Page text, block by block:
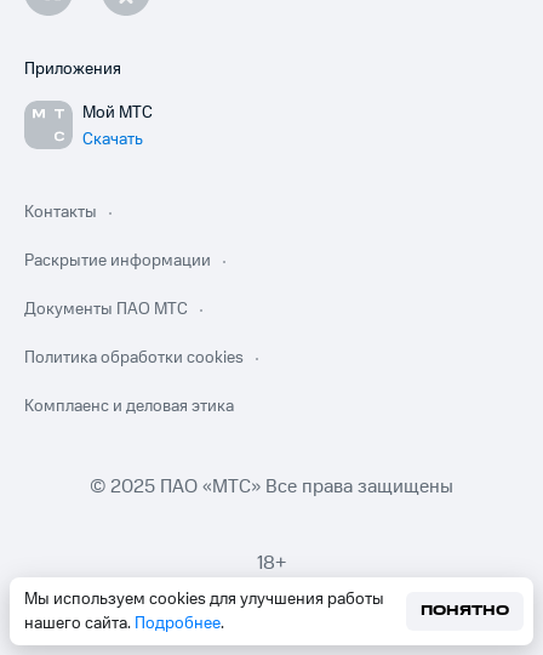
Мы используем cookies для улучшения работы
нашего сайта. Подробнее.
ПОНЯТНО
Приложения
Мой МТС
Скачать
Контакты
Раскрытие информации
Документы ПАО МТС
Политика обработки cookies
Комплаенс и деловая этика
© 2025 ПАО «МТС» Все права защищены
18+